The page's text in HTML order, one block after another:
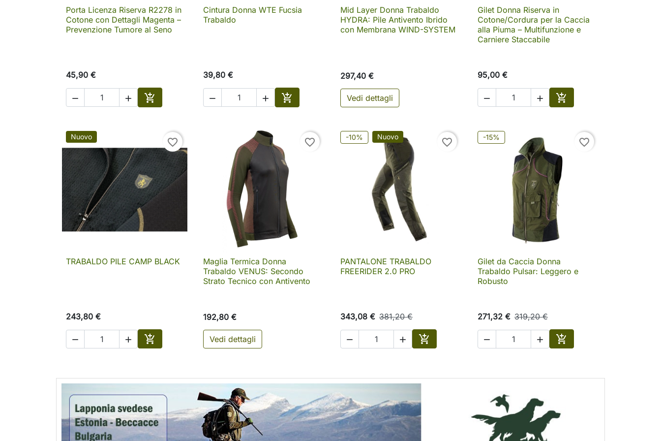
 Anteprima
Porta Licenza Riserva R2278 in
Cotone con Dettagli Magenta –
Prevenzione Tumore al Seno
45,90 €
  
Aggiungi al carrello
 Anteprima
Cintura Donna WTE Fucsia
Trabaldo
39,80 €
  
Aggiungi al carrello
 Anteprima
Mid Layer Donna Trabaldo
HYDRA: Pile Antivento Ibrido
con Membrana WIND-SYSTEM
297,40 €
Vedi dettagli
 Anteprima
Gilet Donna Riserva in
Cotone/Cordura per la Caccia
alla Piuma – Multifunzione e
Carniere Staccabile
95,00 €
  
Aggiungi al carrello
Nuovo favorite_border
 Anteprima
TRABALDO PILE CAMP BLACK
243,80 €
  
Aggiungi al carrello
favorite_border
 Anteprima
Maglia Termica Donna
Trabaldo VENUS: Secondo
Strato Tecnico con Antivento
192,80 €
Vedi dettagli
-10% Nuovo favorite_border
 Anteprima
PANTALONE TRABALDO
FREERIDER 2.0 PRO
343,08 € 381,20 €
  
Aggiungi al carrello
-15% favorite_border
 Anteprima
Gilet da Caccia Donna
Trabaldo Pulsar: Leggero e
Robusto
271,32 € 319,20 €
  
Aggiungi al carrello